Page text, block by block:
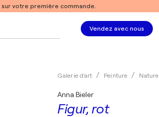
votre première commande.
Vendez avec nous
Galerie d'art Peinture Nature
Figur, rot
Anna Bieler